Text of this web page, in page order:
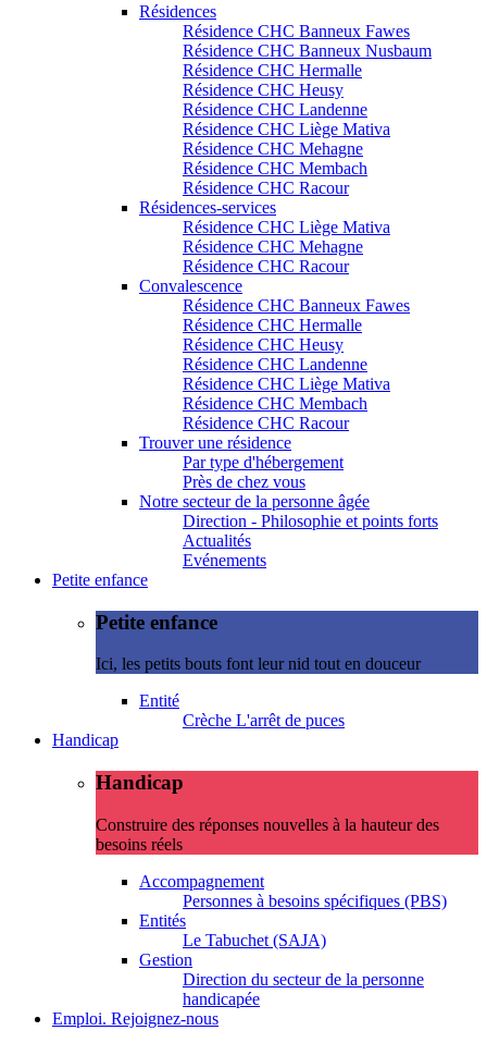
Résidences
Résidence CHC Banneux Fawes
Résidence CHC Banneux Nusbaum
Résidence CHC Hermalle
Résidence CHC Heusy
Résidence CHC Landenne
Résidence CHC Liège Mativa
Résidence CHC Mehagne
Résidence CHC Membach
Résidence CHC Racour
Résidences-services
Résidence CHC Liège Mativa
Résidence CHC Mehagne
Résidence CHC Racour
Convalescence
Résidence CHC Banneux Fawes
Résidence CHC Hermalle
Résidence CHC Heusy
Résidence CHC Landenne
Résidence CHC Liège Mativa
Résidence CHC Membach
Résidence CHC Racour
Trouver une résidence
Par type d'hébergement
Près de chez vous
Notre secteur de la personne âgée
Direction - Philosophie et points forts
Actualités
Evénements
Petite enfance
Petite enfance
Ici, les petits bouts font leur nid tout en douceur
Entité
Crèche L'arrêt de puces
Handicap
Handicap
Construire des réponses nouvelles à la hauteur des
besoins réels
Accompagnement
Personnes à besoins spécifiques (PBS)
Entités
Le Tabuchet (SAJA)
Gestion
Direction du secteur de la personne
handicapée
Emploi. Rejoignez-nous